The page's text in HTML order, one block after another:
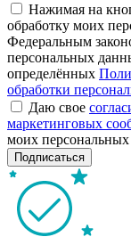
Нажимая на
обработку моих
Федеральным
персональных
определённых
обработки
Даю свое
маркетинговых
моих
Подписаться